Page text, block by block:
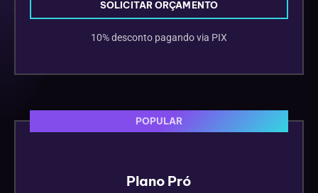
SOLICITAR ORÇAMENTO
10% desconto pagando via PIX
POPULAR
Plano Pró